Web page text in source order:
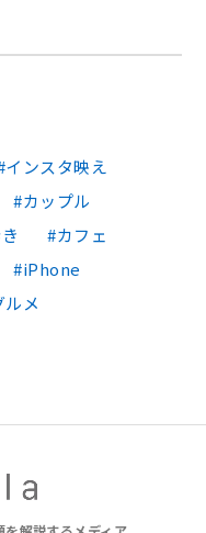
インスタ映え
カップル
カフェ
iPhone
ルメ